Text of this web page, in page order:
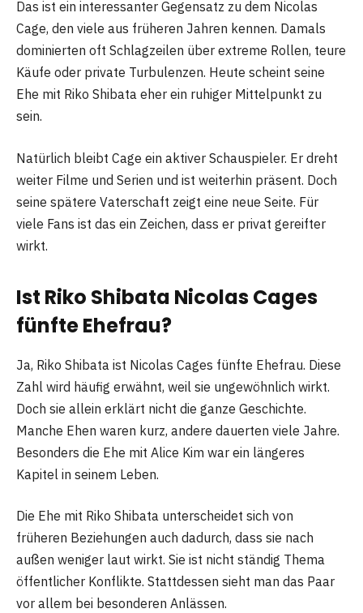
Das ist ein interessanter Gegensatz zu dem Nicolas
Cage, den viele aus früheren Jahren kennen. Damals
dominierten oft Schlagzeilen über extreme Rollen, teure
Käufe oder private Turbulenzen. Heute scheint seine
Ehe mit Riko Shibata eher ein ruhiger Mittelpunkt zu
sein.
Natürlich bleibt Cage ein aktiver Schauspieler. Er dreht
weiter Filme und Serien und ist weiterhin präsent. Doch
seine spätere Vaterschaft zeigt eine neue Seite. Für
viele Fans ist das ein Zeichen, dass er privat gereifter
wirkt.
Ist Riko Shibata Nicolas Cages
fünfte Ehefrau?
Ja, Riko Shibata ist Nicolas Cages fünfte Ehefrau. Diese
Zahl wird häufig erwähnt, weil sie ungewöhnlich wirkt.
Doch sie allein erklärt nicht die ganze Geschichte.
Manche Ehen waren kurz, andere dauerten viele Jahre.
Besonders die Ehe mit Alice Kim war ein längeres
Kapitel in seinem Leben.
Die Ehe mit Riko Shibata unterscheidet sich von
früheren Beziehungen auch dadurch, dass sie nach
außen weniger laut wirkt. Sie ist nicht ständig Thema
öffentlicher Konflikte. Stattdessen sieht man das Paar
vor allem bei besonderen Anlässen.